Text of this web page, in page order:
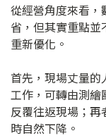
從經營角度來看
省，但其實重點並
重新優化。
首先，現場丈量的
工作，可轉由測繪
反覆往返現場；
時自然下降。